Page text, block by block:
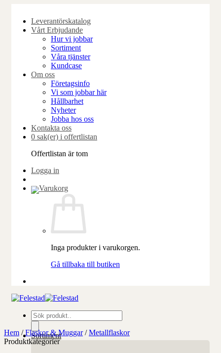
content
Leverantörskatalog
Vårt Erbjudande
Hur vi jobbar
Sortiment
Våra tjänster
Kundcase
Om oss
Företagsinfo
Vi som jobbar här
Hållbarhet
Nyheter
Jobba hos oss
Kontakta oss
0 sak(er) i offertlistan
Offertlistan är tom
Logga in
Inga produkter i varukorgen.
Gå tillbaka till butiken
Produktsökning
Sortiment
Hem / Flaskor & Muggar / Metallflaskor
Produktkategorier